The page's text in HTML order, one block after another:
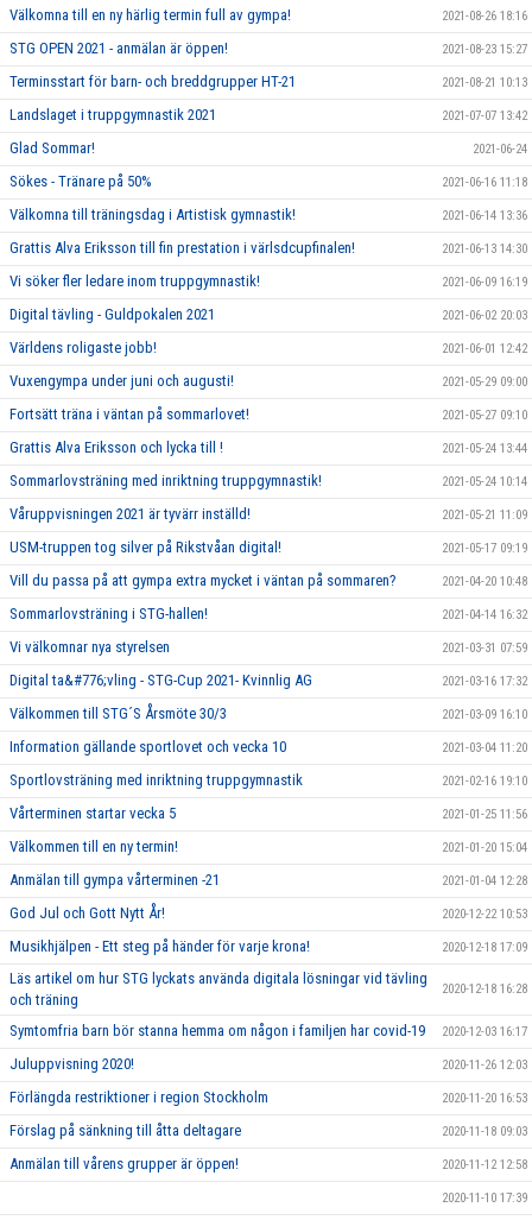
Välkomna till en ny härlig termin full av gympa! 2021-08-26 18:16
STG OPEN 2021 - anmälan är öppen! 2021-08-23 15:27
Terminsstart för barn- och breddgrupper HT-21 2021-08-21 10:13
Landslaget i truppgymnastik 2021 2021-07-07 13:42
Glad Sommar! 2021-06-24
Sökes - Tränare på 50% 2021-06-16 11:18
Välkomna till träningsdag i Artistisk gymnastik! 2021-06-14 13:36
Grattis Alva Eriksson till fin prestation i värlsdcupfinalen! 2021-06-13 14:30
Vi söker fler ledare inom truppgymnastik! 2021-06-09 16:19
Digital tävling - Guldpokalen 2021 2021-06-02 20:03
Världens roligaste jobb! 2021-06-01 12:42
Vuxengympa under juni och augusti! 2021-05-29 09:00
Fortsätt träna i väntan på sommarlovet! 2021-05-27 09:10
Grattis Alva Eriksson och lycka till ! 2021-05-24 13:44
Sommarlovsträning med inriktning truppgymnastik! 2021-05-24 10:14
Våruppvisningen 2021 är tyvärr inställd! 2021-05-21 11:09
USM-truppen tog silver på Rikstvåan digital! 2021-05-17 09:19
Vill du passa på att gympa extra mycket i väntan på sommaren? 2021-04-20 10:48
Sommarlovsträning i STG-hallen! 2021-04-14 16:32
Vi välkomnar nya styrelsen 2021-03-31 07:59
Digital ta&#776;vling - STG-Cup 2021- Kvinnlig AG 2021-03-16 17:32
Välkommen till STG´S Årsmöte 30/3 2021-03-09 16:10
Information gällande sportlovet och vecka 10 2021-03-04 11:20
Sportlovsträning med inriktning truppgymnastik 2021-02-16 19:10
Vårterminen startar vecka 5 2021-01-25 11:56
Välkommen till en ny termin! 2021-01-20 15:04
Anmälan till gympa vårterminen -21 2021-01-04 12:28
God Jul och Gott Nytt År! 2020-12-22 10:53
Musikhjälpen - Ett steg på händer för varje krona! 2020-12-18 17:09
Läs artikel om hur STG lyckats använda digitala lösningar vid tävling
och träning
2020-12-18 16:28
Symtomfria barn bör stanna hemma om någon i familjen har covid-19 2020-12-03 16:17
Juluppvisning 2020! 2020-11-26 12:03
Förlängda restriktioner i region Stockholm 2020-11-20 16:53
Förslag på sänkning till åtta deltagare 2020-11-18 09:03
Anmälan till vårens grupper är öppen! 2020-11-12 12:58
2020-11-10 17:39